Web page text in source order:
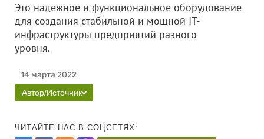
Это надежное и функциональное оборудование
для создания стабильной и мощной IT-
инфраструктуры предприятий разного
уровня.
14 марта 2022
Автор/Источник
ЧИТАЙТЕ НАС В СОЦСЕТЯХ: